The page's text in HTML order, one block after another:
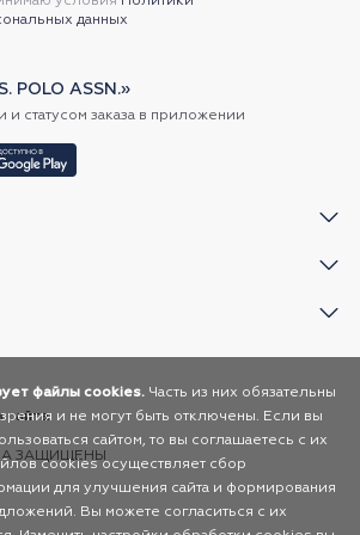
данных
POLO ASSN.»
и статусом заказа в приложении
ЗАЩИЩЕНЫ
сайта
файлы cookies. Часть из них обязательны
и не могут быть отключены. Если вы
сайтом, то вы соглашаетесь с их
cookies осуществляет сбор
для улучшения сайта и формирования
Вы можете согласиться с их